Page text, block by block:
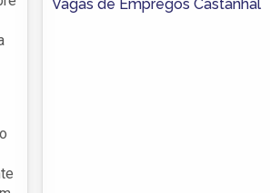
Vagas de Empregos Castanhal